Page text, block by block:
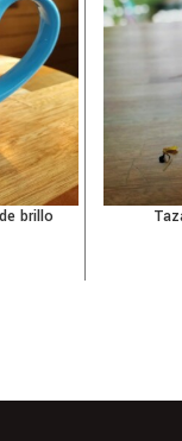
brillo